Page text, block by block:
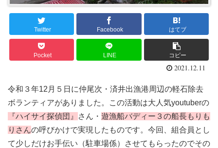
Twitter Facebook はてブ
Pocket LINE コピー
2021.12.11
令和３年12月５日に仲尾次・済井出漁港周辺の軽石除去
ボランティアがありました。この活動は大人気youtuberの
『ハイサイ探偵団』
さん・ 遊漁船バディー３の船長もりも
りさんの呼びかけで実現したものです。今回、組合員とし
て少しだけお手伝い（駐車場係）させてもらったのでその